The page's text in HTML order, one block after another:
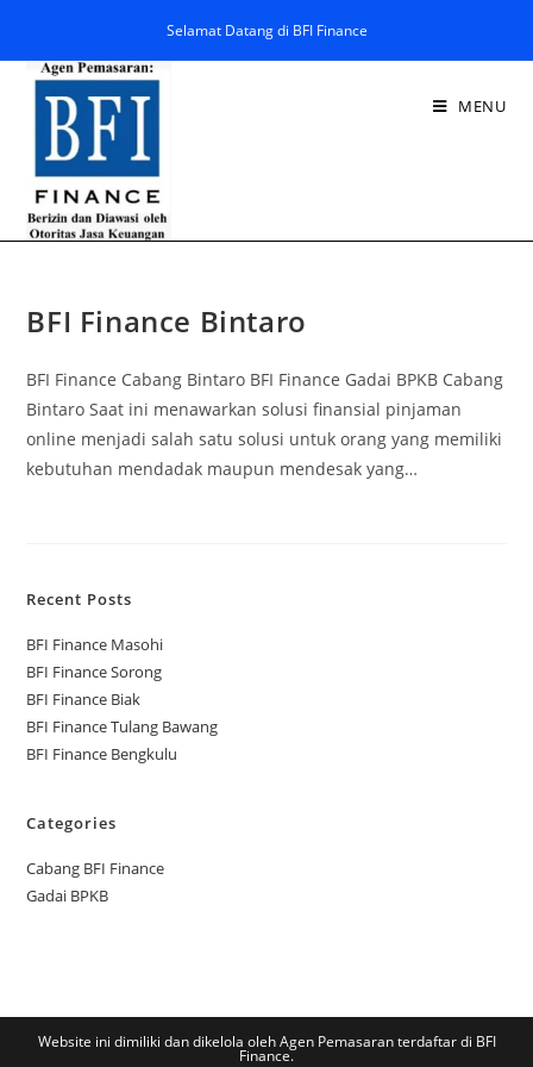
Selamat Datang di BFI Finance
MENU
BFI Finance Bintaro
BFI Finance Cabang Bintaro BFI Finance Gadai BPKB Cabang
Bintaro Saat ini menawarkan solusi finansial pinjaman
online menjadi salah satu solusi untuk orang yang memiliki
kebutuhan mendadak maupun mendesak yang…
Recent Posts
BFI Finance Masohi
BFI Finance Sorong
BFI Finance Biak
BFI Finance Tulang Bawang
BFI Finance Bengkulu
Categories
Cabang BFI Finance
Gadai BPKB
Website ini dimiliki dan dikelola oleh Agen Pemasaran terdaftar di BFI
Finance.